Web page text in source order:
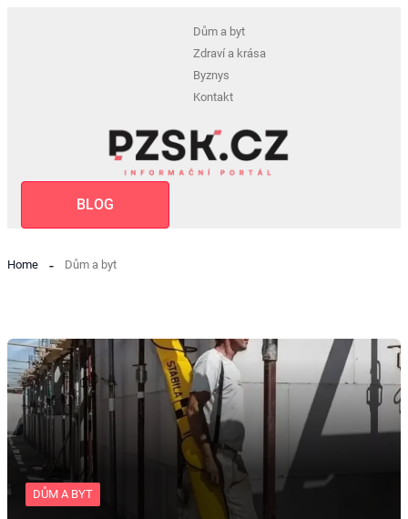
Dům a byt
Zdraví a krása
Byznys
Kontakt
BLOG
Home Dům a byt
DŮM A BYT